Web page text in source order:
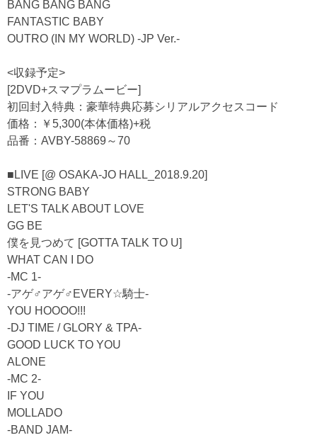
BANG BANG BANG
FANTASTIC BABY
OUTRO (IN MY WORLD) -JP Ver.-
<収録予定>
[2DVD+スマプラムービー]
初回封入特典：豪華特典応募シリアルアクセスコード
価格：￥5,300(本体価格)+税
品番：AVBY-58869～70
■LIVE [@ OSAKA-JO HALL_2018.9.20]
STRONG BABY
LET'S TALK ABOUT LOVE
GG BE
僕を見つめて [GOTTA TALK TO U]
WHAT CAN I DO
-MC 1-
-アゲ♂アゲ♂EVERY☆騎士-
YOU HOOOO!!!
-DJ TIME / GLORY & TPA-
GOOD LUCK TO YOU
ALONE
-MC 2-
IF YOU
MOLLADO
-BAND JAM-